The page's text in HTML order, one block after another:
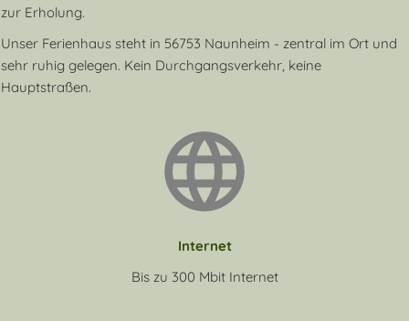
zur Erholung.
Unser Ferienhaus steht in 56753 Naunheim - zentral im Ort und
sehr ruhig gelegen. Kein Durchgangsverkehr, keine
Hauptstraßen.
Internet
Bis zu 300 Mbit Internet